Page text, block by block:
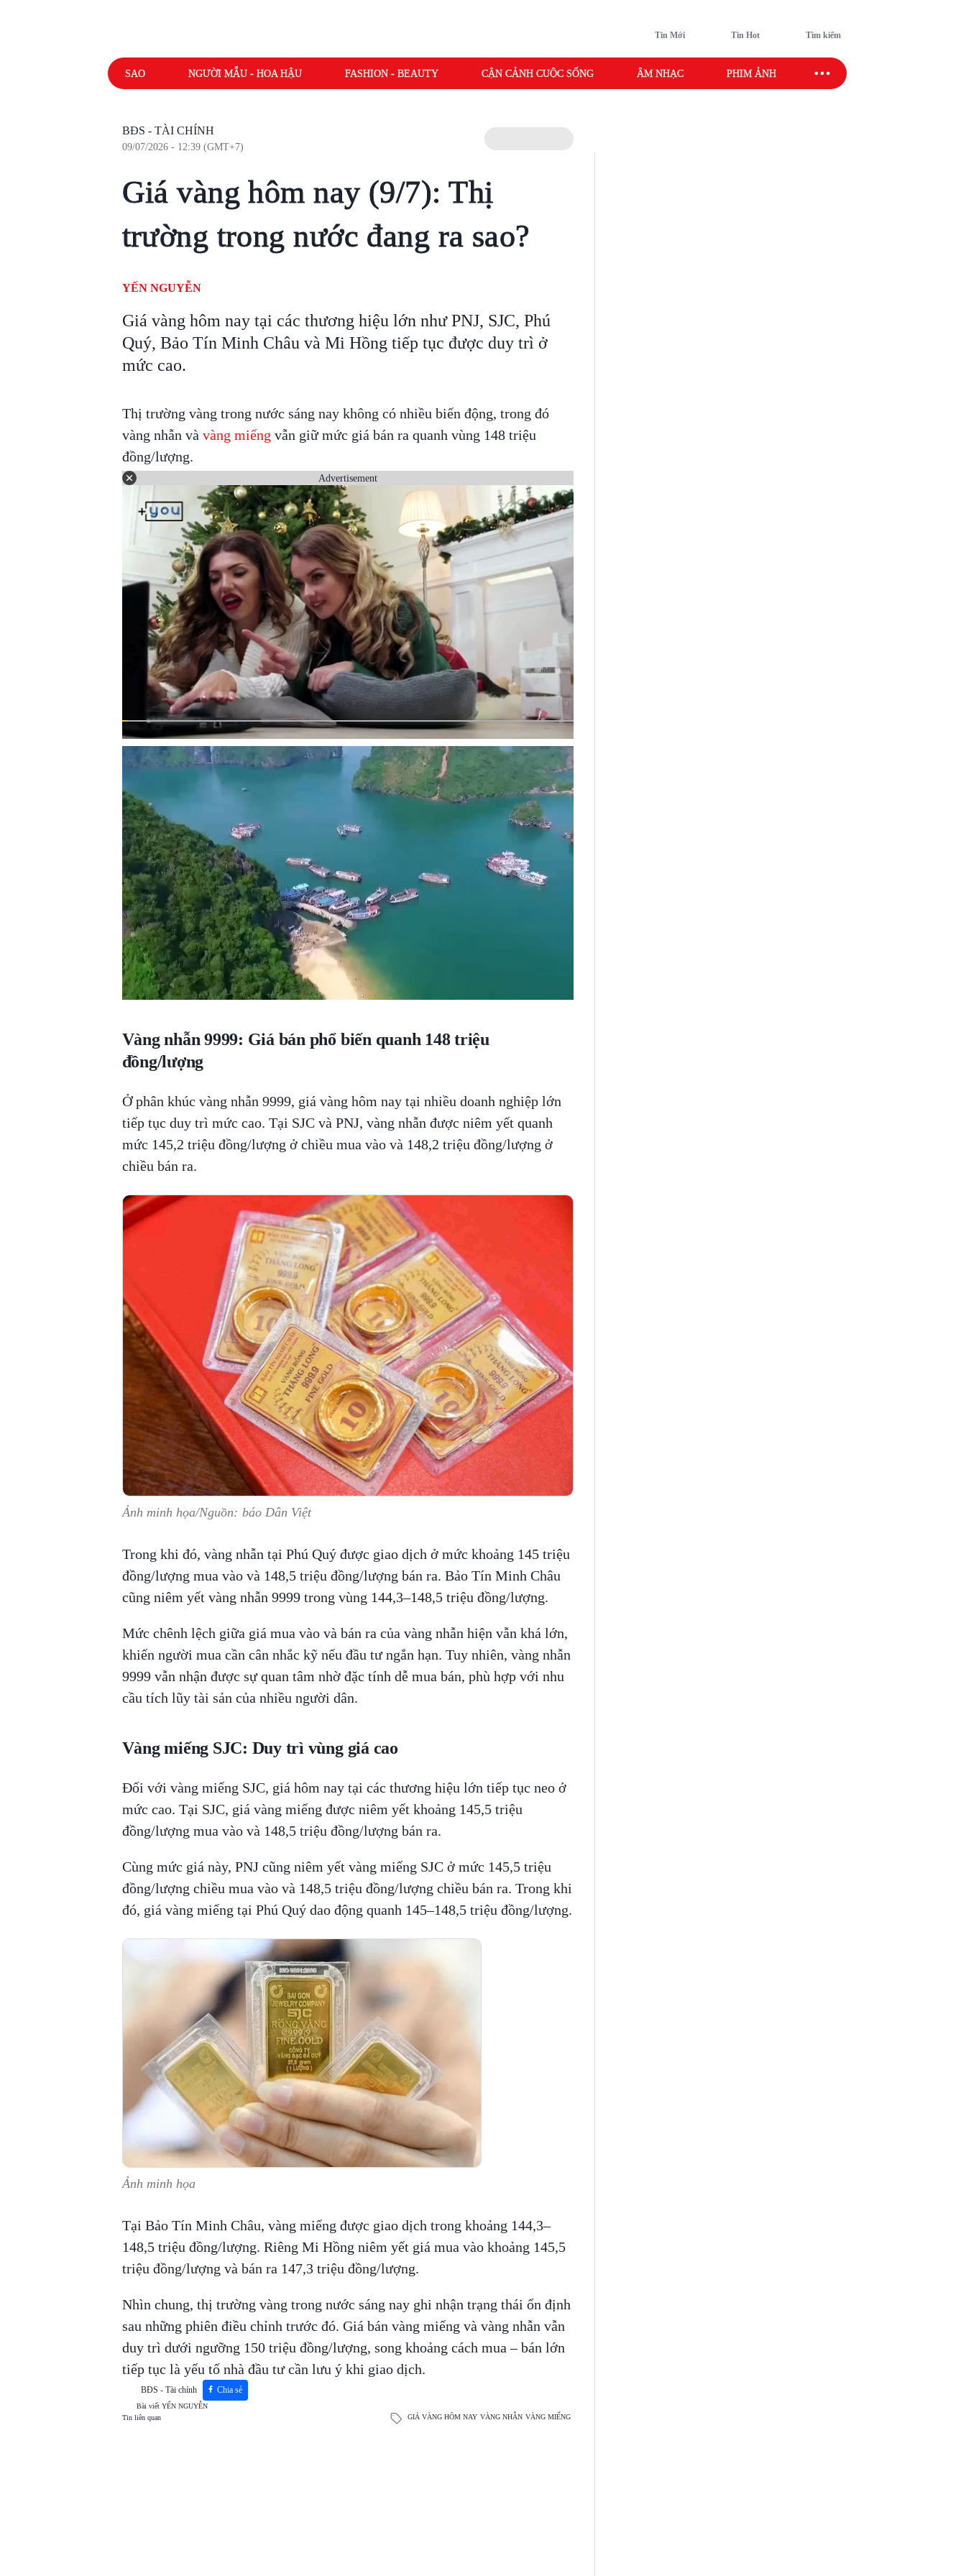
Tin Mới Tin Hot Tìm kiếm
SAO NGƯỜI MẪU - HOA HẬU FASHION - BEAUTY CẬN CẢNH CUỘC SỐNG ÂM NHẠC PHIM ẢNH SAO SPORT
BĐS - TÀI CHÍNH
09/07/2026 - 12:39 (GMT+7)
Giá vàng hôm nay (9/7): Thị
trường trong nước đang ra sao?
YẾN NGUYỄN
Giá vàng hôm nay tại các thương hiệu lớn như PNJ, SJC, Phú
Quý, Bảo Tín Minh Châu và Mi Hồng tiếp tục được duy trì ở
mức cao.
Thị trường vàng trong nước sáng nay không có nhiều biến động, trong đó
vàng nhẫn và vàng miếng vẫn giữ mức giá bán ra quanh vùng 148 triệu
đồng/lượng.
Advertisement
Vàng nhẫn 9999: Giá bán phổ biến quanh 148 triệu
đồng/lượng
Ở phân khúc vàng nhẫn 9999, giá vàng hôm nay tại nhiều doanh nghiệp lớn
tiếp tục duy trì mức cao. Tại SJC và PNJ, vàng nhẫn được niêm yết quanh
mức 145,2 triệu đồng/lượng ở chiều mua vào và 148,2 triệu đồng/lượng ở
chiều bán ra.
Ảnh minh họa/Nguồn: báo Dân Việt
Trong khi đó, vàng nhẫn tại Phú Quý được giao dịch ở mức khoảng 145 triệu
đồng/lượng mua vào và 148,5 triệu đồng/lượng bán ra. Bảo Tín Minh Châu
cũng niêm yết vàng nhẫn 9999 trong vùng 144,3–148,5 triệu đồng/lượng.
Mức chênh lệch giữa giá mua vào và bán ra của vàng nhẫn hiện vẫn khá lớn,
khiến người mua cần cân nhắc kỹ nếu đầu tư ngắn hạn. Tuy nhiên, vàng nhẫn
9999 vẫn nhận được sự quan tâm nhờ đặc tính dễ mua bán, phù hợp với nhu
cầu tích lũy tài sản của nhiều người dân.
Vàng miếng SJC: Duy trì vùng giá cao
Đối với vàng miếng SJC, giá hôm nay tại các thương hiệu lớn tiếp tục neo ở
mức cao. Tại SJC, giá vàng miếng được niêm yết khoảng 145,5 triệu
đồng/lượng mua vào và 148,5 triệu đồng/lượng bán ra.
Cùng mức giá này, PNJ cũng niêm yết vàng miếng SJC ở mức 145,5 triệu
đồng/lượng chiều mua vào và 148,5 triệu đồng/lượng chiều bán ra. Trong khi
đó, giá vàng miếng tại Phú Quý dao động quanh 145–148,5 triệu đồng/lượng.
Ảnh minh họa
Tại Bảo Tín Minh Châu, vàng miếng được giao dịch trong khoảng 144,3–
148,5 triệu đồng/lượng. Riêng Mi Hồng niêm yết giá mua vào khoảng 145,5
triệu đồng/lượng và bán ra 147,3 triệu đồng/lượng.
Nhìn chung, thị trường vàng trong nước sáng nay ghi nhận trạng thái ổn định
sau những phiên điều chỉnh trước đó. Giá bán vàng miếng và vàng nhẫn vẫn
duy trì dưới ngưỡng 150 triệu đồng/lượng, song khoảng cách mua – bán lớn
tiếp tục là yếu tố nhà đầu tư cần lưu ý khi giao dịch.
BĐS - Tài chính Chia sẻ
Bài viết YẾN NGUYỄN
Tin liên quan
GIÁ VÀNG HÔM NAY VÀNG NHẪN VÀNG MIẾNG